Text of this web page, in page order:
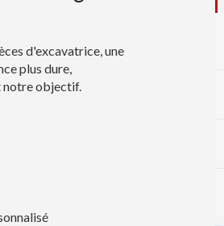
d'excavatrice, une
plus dure,
notre objectif.